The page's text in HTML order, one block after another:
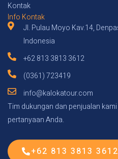
Kontak
Info Kontak
Jl. Pulau Moyo Kav.14,
Indonesia
+62 813 3813 3612
(0361) 723419
info@kalokatour.com
Tim dukungan dan penjualan
pertanyaan Anda.
+62 813 3813 3612